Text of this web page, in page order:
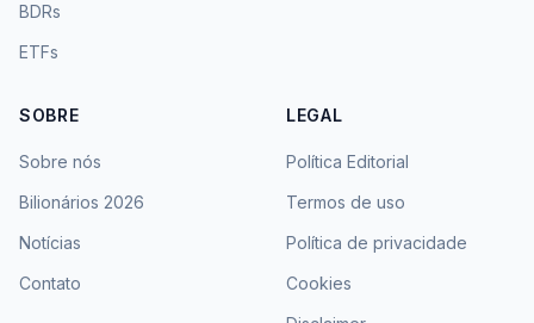
BDRs
ETFs
SOBRE
Sobre nós
Bilionários 2026
Notícias
Contato
LEGAL
Política Editorial
Termos de uso
Política de privacidade
Cookies